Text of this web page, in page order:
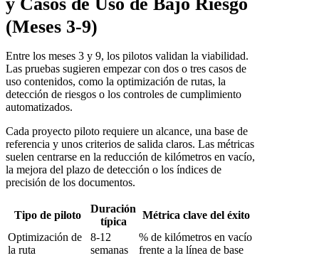
(Meses 3-9)
Entre los meses 3 y 9, los pilotos validan la viabilidad.
Las pruebas sugieren empezar con dos o tres casos de
uso contenidos, como la optimización de rutas, la
detección de riesgos o los controles de cumplimiento
automatizados.
Cada proyecto piloto requiere un alcance, una base de
referencia y unos criterios de salida claros. Las métricas
suelen centrarse en la reducción de kilómetros en vacío,
la mejora del plazo de detección o los índices de
precisión de los documentos.
Tipo de piloto
Duración
típica
Métrica clave del éxito
Optimización de
la ruta
8-12
semanas
% de kilómetros en vacío
frente a la línea de base